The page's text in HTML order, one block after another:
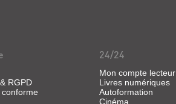
RGPD
24/24
Mon compte lecteur
Livres numériques
Autoformation
Cinéma